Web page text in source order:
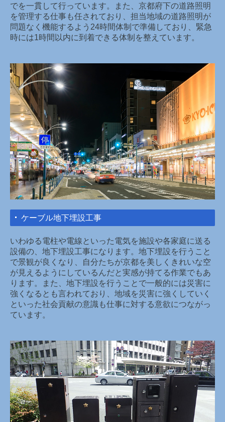
でを一貫して行っています。また、京都府下の道路照明
を管理する仕事も任されており、担当地域の道路照明が
問題なく機能するよう24時間体制で準備しており、緊急
時には1時間以内に到着できる体制を整えています。
ケーブル地下埋設工事
いわゆる電柱や電線といった電気を施設や各家庭に送る
設備の、地下埋設工事になります。地下埋設を行うこと
で景観が良くなり、自分たちが京都を美しくきれいな空
が見えるようにしているんだと実感が持てる作業でもあ
ります。また、地下埋設を行うことで一般的には災害に
強くなるとも言われており、地域を災害に強くしていく
といった社会貢献の意識も仕事に対する意欲につながっ
ています。